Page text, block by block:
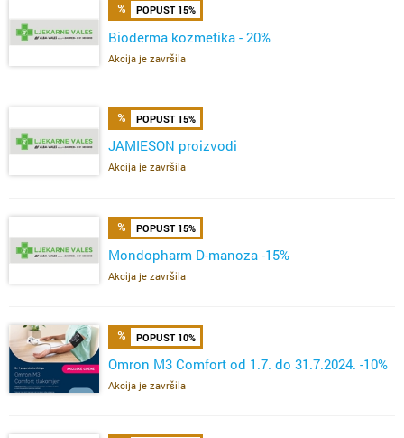
POPUST 15%
Bioderma kozmetika - 20%
Akcija je završila
POPUST 15%
JAMIESON proizvodi
Akcija je završila
POPUST 15%
Mondopharm D-manoza -15%
Akcija je završila
POPUST 10%
Omron M3 Comfort od 1.7. do 31.7.2024. -10%
Akcija je završila